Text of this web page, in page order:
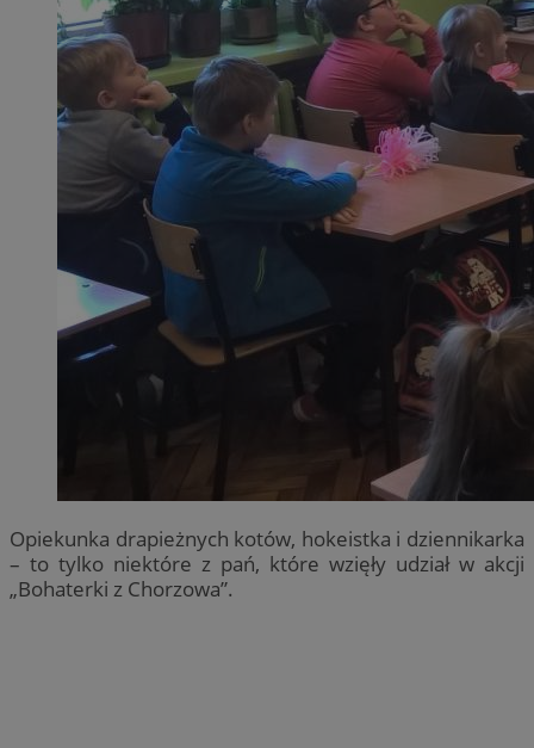
Opiekunka drapieżnych kotów, hokeistka i dziennikarka
– to tylko niektóre z pań, które wzięły udział w akcji
„Bohaterki z Chorzowa”.